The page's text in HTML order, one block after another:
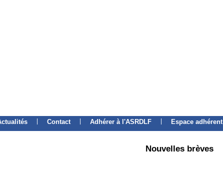
Contact Adhérer à l'ASRDLF Espace adhérent
Nouvelles brèves